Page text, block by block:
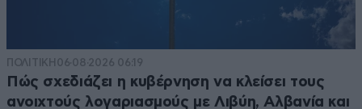
ΠΟΛΙΤΙΚΗ 06·08·2026 06:19
Πώς σχεδιάζει η κυβέρνηση να κλείσει τους
ανοιχτούς λογαριασμούς με Λιβύη, Αλβανία και